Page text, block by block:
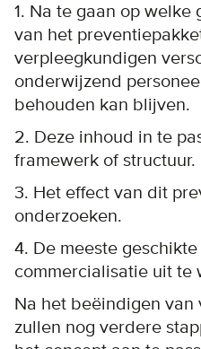
1. Na te gaan op
van het
verpleegkundigen
onderwijzend
behouden kan blijven.
2. Deze inhoud in te
framewerk of structuur.
3. Het effect van dit
onderzoeken.
4. De meeste
commercialisatie uit te
Na het beëindigen
zullen nog verdere